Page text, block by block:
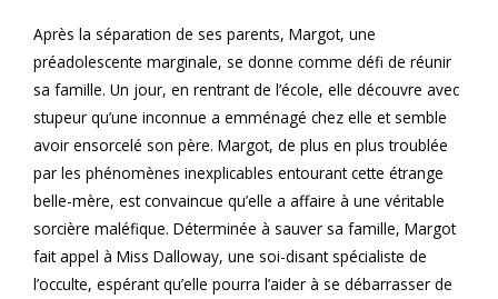
Après la séparation de ses parents, Margot, une
préadolescente marginale, se donne comme défi de réunir
sa famille. Un jour, en rentrant de l’école, elle découvre avec
stupeur qu’une inconnue a emménagé chez elle et semble
avoir ensorcelé son père. Margot, de plus en plus troublée
par les phénomènes inexplicables entourant cette étrange
belle-mère, est convaincue qu’elle a affaire à une véritable
sorcière maléfique. Déterminée à sauver sa famille, Margot
fait appel à Miss Dalloway, une soi-disant spécialiste de
l’occulte, espérant qu’elle pourra l’aider à se débarrasser de